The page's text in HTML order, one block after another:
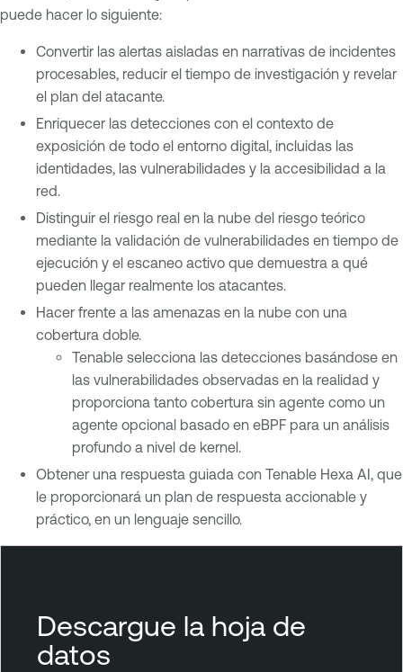
puede hacer lo siguiente:
Convertir las alertas aisladas en narrativas de incidentes
procesables, reducir el tiempo de investigación y revelar
el plan del atacante.
Enriquecer las detecciones con el contexto de
exposición de todo el entorno digital, incluidas las
identidades, las vulnerabilidades y la accesibilidad a la
red.
Distinguir el riesgo real en la nube del riesgo teórico
mediante la validación de vulnerabilidades en tiempo de
ejecución y el escaneo activo que demuestra a qué
pueden llegar realmente los atacantes.
Hacer frente a las amenazas en la nube con una
cobertura doble.
Tenable selecciona las detecciones basándose en
las vulnerabilidades observadas en la realidad y
proporciona tanto cobertura sin agente como un
agente opcional basado en eBPF para un análisis
profundo a nivel de kernel.
Obtener una respuesta guiada con Tenable Hexa AI, que
le proporcionará un plan de respuesta accionable y
práctico, en un lenguaje sencillo.
n
a
b
Descargue la hoja de
datos